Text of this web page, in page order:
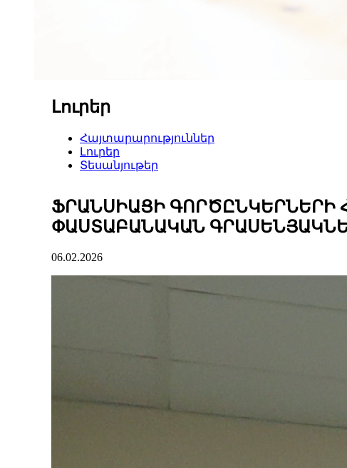
Լուրեր
Հայտարարություններ
Լուրեր
Տեսանյութեր
ՖՐԱՆՍԻԱՑԻ ԳՈՐԾԸՆԿԵՐՆԵՐԻ
ՓԱՍՏԱԲԱՆԱԿԱՆ
06.02.2026